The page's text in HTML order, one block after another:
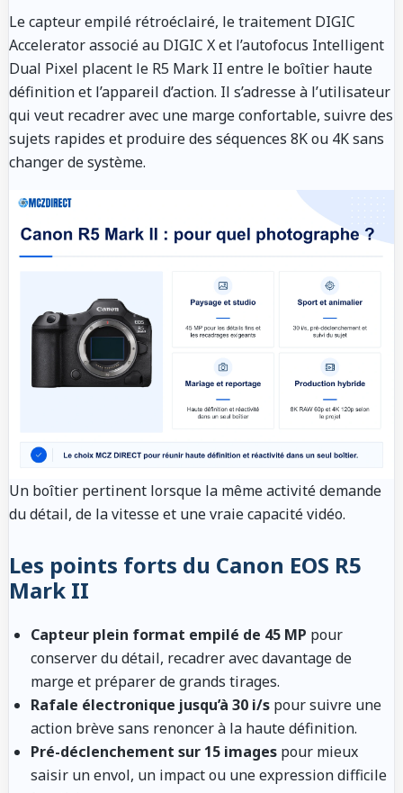
Le capteur empilé rétroéclairé, le traitement DIGIC
Accelerator associé au DIGIC X et l’autofocus Intelligent
Dual Pixel placent le R5 Mark II entre le boîtier haute
définition et l’appareil d’action. Il s’adresse à l’utilisateur
qui veut recadrer avec une marge confortable, suivre des
sujets rapides et produire des séquences 8K ou 4K sans
changer de système.
Un boîtier pertinent lorsque la même activité demande
du détail, de la vitesse et une vraie capacité vidéo.
Les points forts du Canon EOS R5
Mark II
Capteur plein format empilé de 45 MP pour
conserver du détail, recadrer avec davantage de
marge et préparer de grands tirages.
Rafale électronique jusqu’à 30 i/s pour suivre une
action brève sans renoncer à la haute définition.
Pré-déclenchement sur 15 images pour mieux
saisir un envol, un impact ou une expression difficile